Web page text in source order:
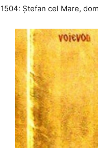
1504: Ștefan cel Mare,